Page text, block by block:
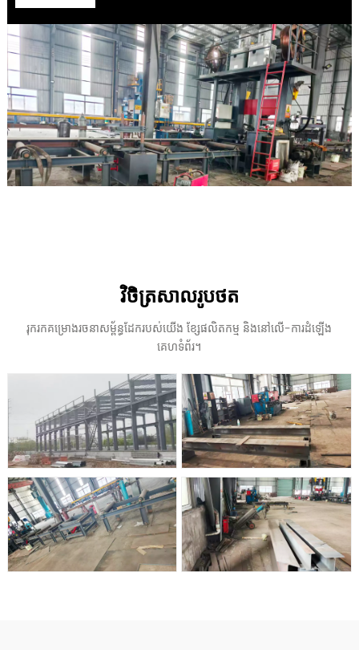
វិចិត្រសាលរូបថត
រុករកគម្រោងរចនាសម្ព័ន្ធដែករបស់យើង ខ្សែផលិតកម្ម និងនៅលើ-ការដំឡើង
គេហទំព័រ។